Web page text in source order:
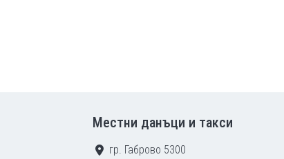
Местни данъци и такси
гр. Габрово 5300